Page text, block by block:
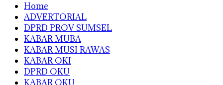
Home
ADVERTORIAL
DPRD PROV SUMSEL
KABAR MUBA
KABAR MUSI RAWAS
KABAR OKI
DPRD OKU
KABAR OKU